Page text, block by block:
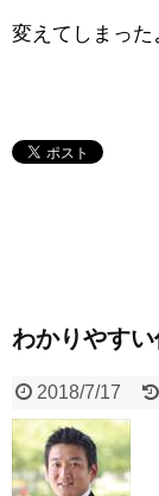
変えてしまった
わかりやす
2018/7/17